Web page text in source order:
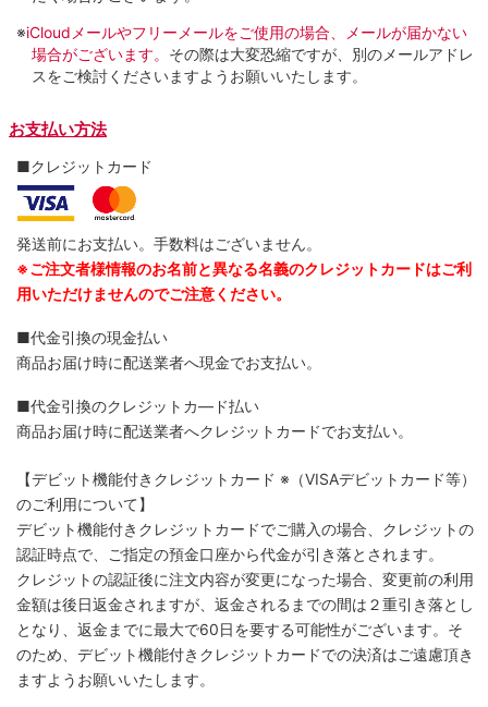
※iCloudメールやフリーメールをご使用の場合、メールが届かない
場合がございます。 その際は大変恐縮ですが、別のメールアドレ
スをご検討くださいますようお願いいたします。
お支払い方法
■クレジットカード
発送前にお支払い。手数料はございません。
※ご注文者様情報のお名前と異なる名義のクレジットカードはご利
用いただけませんのでご注意ください。
■代金引換の現金払い
商品お届け時に配送業者へ現金でお支払い。
■代金引換のクレジットカ―ド払い
商品お届け時に配送業者へクレジットカードでお支払い。
【デビット機能付きクレジットカード ※（VISAデビットカード等）
のご利用について】
デビット機能付きクレジットカードでご購入の場合、クレジットの
認証時点で、ご指定の預金口座から代金が引き落とされます。
クレジットの認証後に注文内容が変更になった場合、変更前の利用
金額は後日返金されますが、返金されるまでの間は２重引き落とし
となり、返金までに最大で60日を要する可能性がございます。そ
のため、デビット機能付きクレジットカードでの決済はご遠慮頂き
ますようお願いいたします。